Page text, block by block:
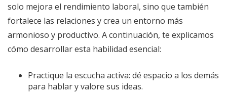
solo mejora el rendimiento laboral, sino que también
fortalece las relaciones y crea un entorno más
armonioso y productivo. A continuación, te explicamos
cómo desarrollar esta habilidad esencial:
Practique la escucha activa: dé espacio a los demás
para hablar y valore sus ideas.